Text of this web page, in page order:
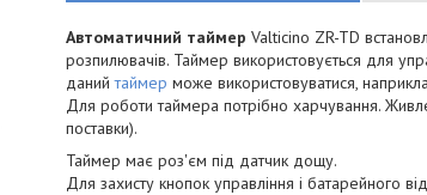
Автоматичний таймер Valticino ZR-TD
розпилювачів. Таймер використовується для
данийтаймер може використовуватися,
Для роботи таймера потрібно харчування.
поставки).
Таймер має роз'єм під датчик дощу.
Для захисту кнопок управління і батарейного